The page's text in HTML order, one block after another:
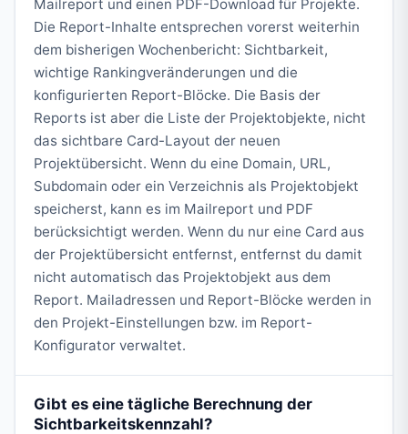
Mailreport und einen PDF-Download für Projekte.
Die Report-Inhalte entsprechen vorerst weiterhin
dem bisherigen Wochenbericht: Sichtbarkeit,
wichtige Rankingveränderungen und die
konfigurierten Report-Blöcke. Die Basis der
Reports ist aber die Liste der Projektobjekte, nicht
das sichtbare Card-Layout der neuen
Projektübersicht. Wenn du eine Domain, URL,
Subdomain oder ein Verzeichnis als Projektobjekt
speicherst, kann es im Mailreport und PDF
berücksichtigt werden. Wenn du nur eine Card aus
der Projektübersicht entfernst, entfernst du damit
nicht automatisch das Projektobjekt aus dem
Report. Mailadressen und Report-Blöcke werden in
den Projekt-Einstellungen bzw. im Report-
Konfigurator verwaltet.
Gibt es eine tägliche Berechnung der
Sichtbarkeitskennzahl?